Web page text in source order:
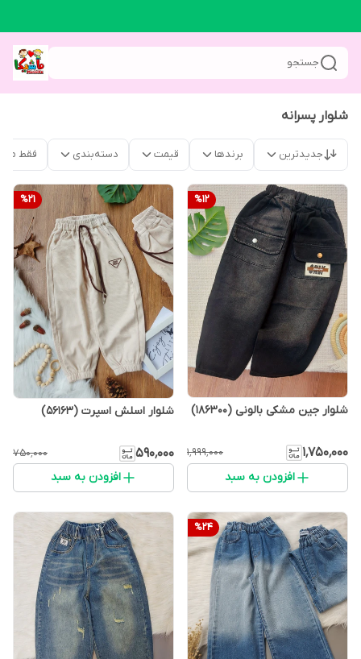
جستجو
شلوار پسرانه
جدیدترین برندها قیمت دسته‌بندی فقط
%12
شلوار جین مشکی بالونی (186300)
۱٬۷۵۰٬۰۰۰ ۱٬۹۹۹٬۰۰۰
افزودن به سبد
%21
شلوار اسلش اسپرت (56163)
۵۹۰٬۰۰۰ ۷۵۰٬۰۰۰
افزودن به سبد
%24